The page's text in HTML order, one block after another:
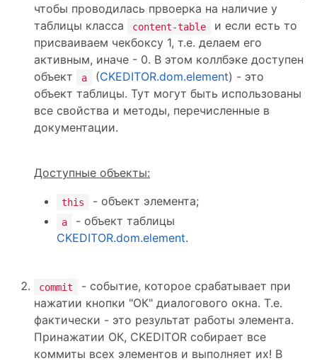
чтобы проводилась првоерка на наличие у
таблицы класса
content-table
и если есть то
присваиваем чекбоксу 1, т.е. делаем его
активным, иначе - 0. В этом коллбэке доступен
объект
a (CKEDITOR.dom.element) - это
объект таблицы. Тут могут быть использованы
все свойства и методы, перечисленные в
документации.
Доступные объекты:
this - объект элемента;
a
- объект таблицы
CKEDITOR.dom.element.
commit
- событие, которое срабатывает при
нажатии кнопки "ОК" диалогового окна. Т.е.
фактически - это результат работы элемента.
Принажатии ОК, CKEDITOR собирает все
коммиты всех элементов и выполняет их! В